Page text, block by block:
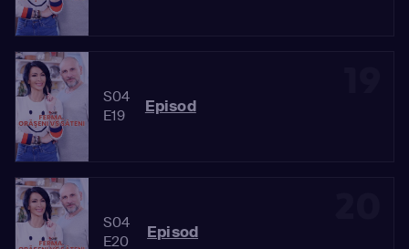
S04
E19
Episod
S04
E20
Episod